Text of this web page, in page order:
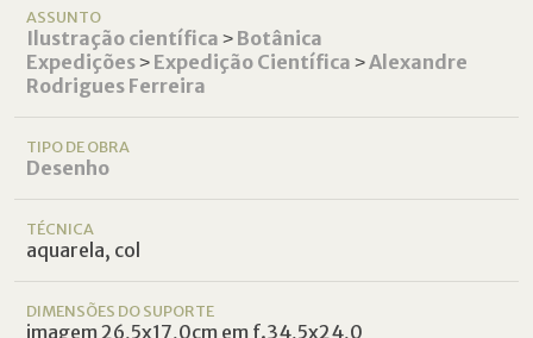
ASSUNTO
Ilustração científica ˃ Botânica
Expedições˃ Expedição Científica ˃Alexandre
Rodrigues Ferreira
TIPO DE OBRA
Desenho
TÉCNICA
aquarela, col
DIMENSÕES DO SUPORTE
imagem 26,5x17,0cm em f.34,5x24,0